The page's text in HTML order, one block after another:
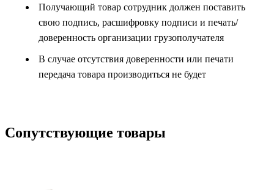
Получающий товар сотрудник должен поставить
свою подпись, расшифровку подписи и печать/
доверенность организации грузополучателя
В случае отсутствия доверенности или печати
передача товара производиться не будет
Сопутствующие товары